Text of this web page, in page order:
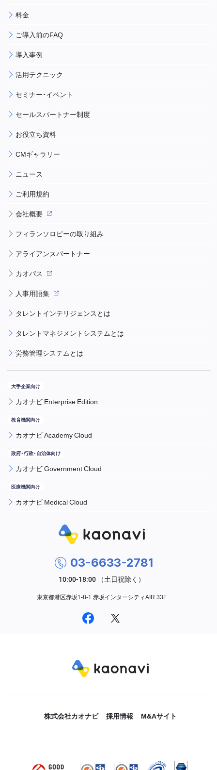
料金
ご導入前のFAQ
導入事例
活用テクニック
セミナー・イベント
セールスパートナー制度
お役立ち資料
CMギャラリー
ニュース
ご利用規約
会社概要
フィランソロピーの取り組み
アライアンスパートナー
カオパス
人事用語集
タレントインテリジェンスとは
タレントマネジメントシステムとは
労務管理システムとは
カオナビ Enterprise Edition
カオナビ Academy Cloud
カオナビ Government Cloud
カオナビ Medical Cloud
03-6633-2781
東京都港区赤坂1-8-1 赤坂インターシティAIR 33F
株式会社カオナビ 採用情報 M&Aサイト